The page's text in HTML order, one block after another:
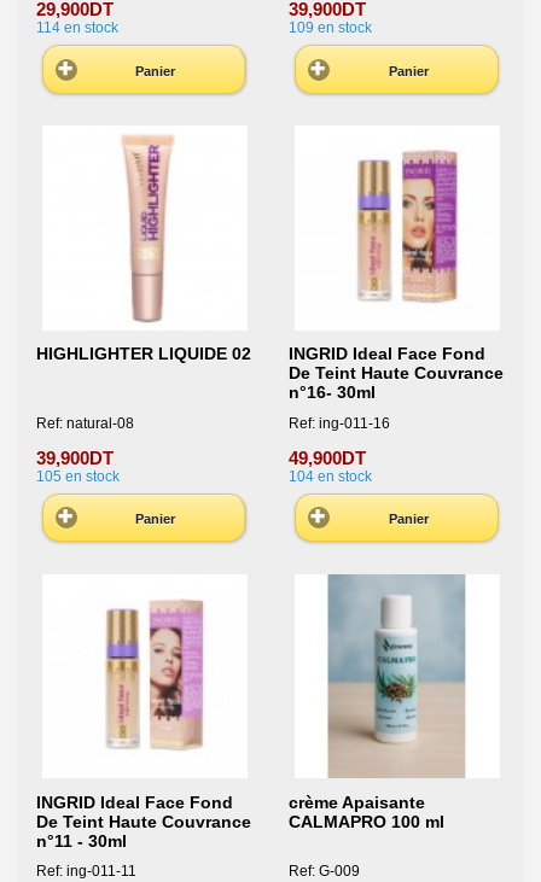
29,900DT
114 en stock
Panier
39,900DT
109 en stock
Panier
HIGHLIGHTER LIQUIDE 02
Ref: natural-08
39,900DT
105 en stock
Panier
INGRID Ideal Face Fond
De Teint Haute Couvrance
n°16- 30ml
Ref: ing-011-16
49,900DT
104 en stock
Panier
INGRID Ideal Face Fond
De Teint Haute Couvrance
n°11 - 30ml
Ref: ing-011-11
crème Apaisante
CALMAPRO 100 ml
Ref: G-009